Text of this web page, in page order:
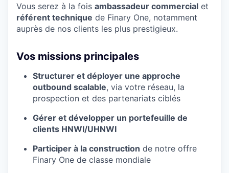
Vous serez à la fois ambassadeur commercial et
référent technique de Finary One, notamment
auprès de nos clients les plus prestigieux.
Vos missions principales
Structurer et déployer une approche
outbound scalable, via votre réseau, la
prospection et des partenariats ciblés
Gérer et développer un portefeuille de
clients HNWI/UHNWI
Participer à la construction de notre offre
Finary One de classe mondiale